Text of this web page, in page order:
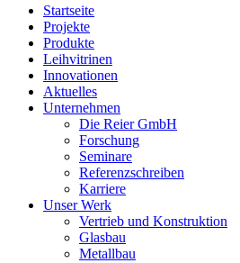
Close
Menu
Startseite
Projekte
Produkte
Leihvitrinen
Innovationen
Aktuelles
Unternehmen
Die Reier GmbH
Forschung
Seminare
Referenzschreiben
Karriere
Unser Werk
Vertrieb und Konstruktion
Glasbau
Metallbau